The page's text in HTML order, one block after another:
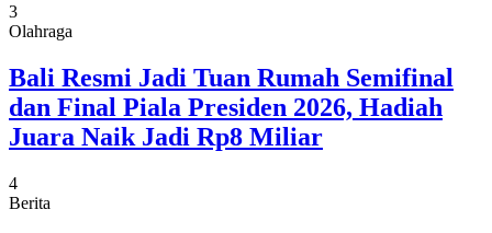
3
Olahraga
Bali Resmi Jadi Tuan Rumah Semifinal
dan Final Piala Presiden 2026, Hadiah
Juara Naik Jadi Rp8 Miliar
4
Berita